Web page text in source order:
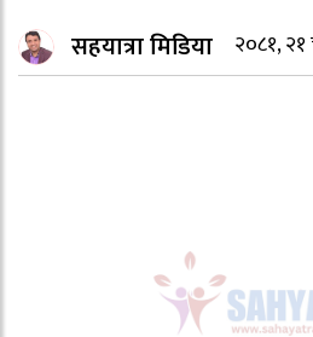
सहयात्रा मिडिया २०८१,